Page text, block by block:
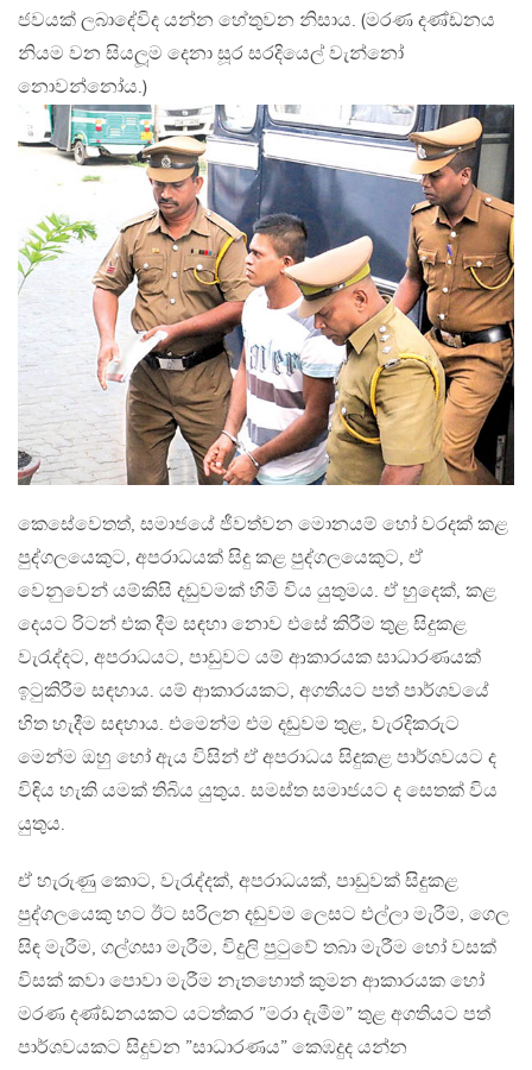
ජවයක් ලබාදේවිද යන්න හේතුවන නිසාය. (මරණ දණ්ඩනය
නියම වන සියලූම දෙනා සූර සරදියෙල් වැන්නෝ
නොවන්නෝය.)
කෙසේවෙතත්, සමාජයේ ජීවත්වන මොනයම් හෝ වරදක් කළ
පුද්ගලයෙකුට, අපරාධයක් සිදු කළ පුද්ගලයෙකුට, ඒ
වෙනුවෙන් යම්කිසි දඬුවමක් හිමි විය යුතුමය. ඒ හුදෙක්, කළ
දෙයට රිටන් එක දීම සඳහා නොව එසේ කිරීම තුළ සිදුකළ
වැරැද්දට, අපරාධයට, පාඩුවට යම් ආකාරයක සාධාරණයක්
ඉටුකිරීම සඳහාය. යම් ආකාරයකට, අගතියට පත් පාර්ශවයේ
හිත හැදීම සඳහාය. එමෙන්ම එම දඬුවම තුළ, වැරදිකරුට
මෙන්ම ඔහු හෝ ඇය විසින් ඒ අපරාධය සිදුකළ පාර්ශවයට ද
විඳිය හැකි යමක් තිබිය යුතුය. සමස්ත සමාජයට ද සෙතක් විය
යුතුය.
ඒ හැරුණු කොට, වැරැද්දක්, අපරාධයක්, පාඩුවක් සිදුකළ
පුද්ගලයෙකු හට ඊට සරිලන දඬුවම ලෙසට එල්ලා මැරීම, ගෙල
සිඳ මැරීම, ගල්ගසා මැරීම, විදුලි පුටුවේ තබා මැරීම හෝ වසක්
විසක් කවා පොවා මැරීම නැතහොත් කුමන ආකාරයක හෝ
මරණ දණ්ඩනයකට යටත්කර ”මරා දැමීම” තුළ අගතියට පත්
පාර්ශවයකට සිදුවන ”සාධාරණය” කෙඹදුද යන්න